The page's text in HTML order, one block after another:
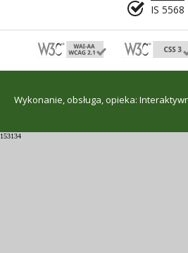
IS 5568
Wykonanie, obsługa, opieka:
153134